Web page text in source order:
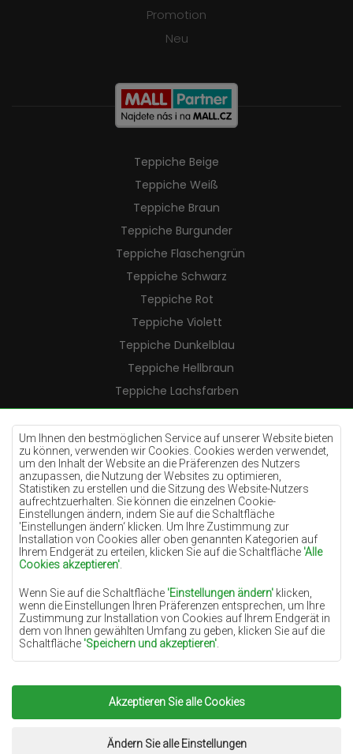
Um Ihnen den bestmöglichen Service auf unserer Website bieten
zu können, verwenden wir Cookies. Cookies werden verwendet,
um den Inhalt der Website an die Präferenzen des Nutzers
anzupassen, die Nutzung der Websites zu optimieren,
Statistiken zu erstellen und die Sitzung des Website-Nutzers
aufrechtzuerhalten. Sie können die einzelnen Cookie-
Einstellungen ändern, indem Sie auf die Schaltfläche
'Einstellungen ändern‘ klicken. Um Ihre Zustimmung zur
Installation von Cookies aller oben genannten Kategorien auf
Ihrem Endgerät zu erteilen, klicken Sie auf die Schaltfläche 'Alle
Cookies akzeptieren'
Wenn Sie auf die Schaltfläche 'Einstellungen ändern' klicken,
wenn die Einstellungen Ihren Präferenzen entsprechen, um Ihre
Zustimmung zur Installation von Cookies auf Ihrem Endgerät in
dem von Ihnen gewählten Umfang zu geben, klicken Sie auf die
Schaltfläche 'Speichern und akzeptieren'
Grundlage für die Verarbeitung das berechtigte Interesse des
Datenverwalters (TEPPICHECHEMEX) oder Dritter in Form der
Bereitstellung qualitativ hochwertiger Dienste auf unserer
Website und der Marketingaktivitäten des Datenverwalters und
seiner vertrauenswürdigen Partner.
Akzeptieren Sie alle Cookies
Ändern Sie alle Einstellungen
Promotion
Neu
Teppiche Beige
Teppiche Weiß
Teppiche Braun
Teppiche Burgunder
Teppiche Flaschengrün
Teppiche Schwarz
Teppiche Rot
Teppiche Violett
Teppiche Dunkelblau
Teppiche Hellbraun
Teppiche Lachsfarben
Teppiche Cremefarben
Teppiche Lilac
Teppiche Gelb
Teppiche Pfefferminz
Teppiche Blau
Teppiche Orange
Teppiche Rosa
Teppiche Terrakotte
Teppiche Grün
Teppiche Golden
Copyright 2022Teppiche Chemex.Alle Rechte
Umsetzung:www.dimax.pl